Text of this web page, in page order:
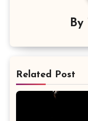
By
Related Post